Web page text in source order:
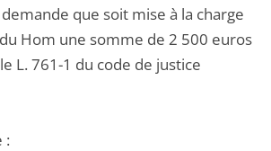
que soit mise à la charge
Hom une somme de 2 500 euros
L. 761-1 du code de justice
: